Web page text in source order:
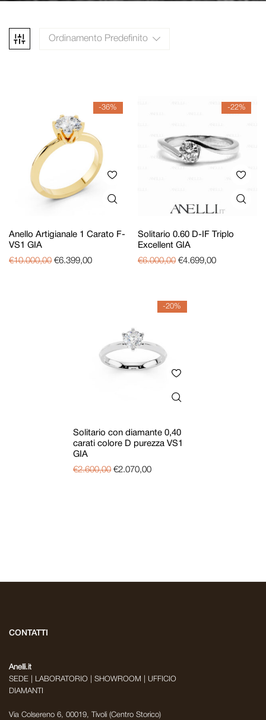
Ordinamento Predefinito
-36%
Anello Artigianale 1 Carato F-
VS1 GIA
€10.000,00 €6.399,00
-22%
Solitario 0.60 D-IF Triplo
Excellent GIA
€6.000,00 €4.699,00
-20%
Solitario con diamante 0,40
carati colore D purezza VS1
GIA
€2.600,00 €2.070,00
CONTATTI
Anelli.it
SEDE | LABORATORIO | SHOWROOM | UFFICIO
DIAMANTI
Via Colsereno 6, 00019, Tivoli (Centro Storico)